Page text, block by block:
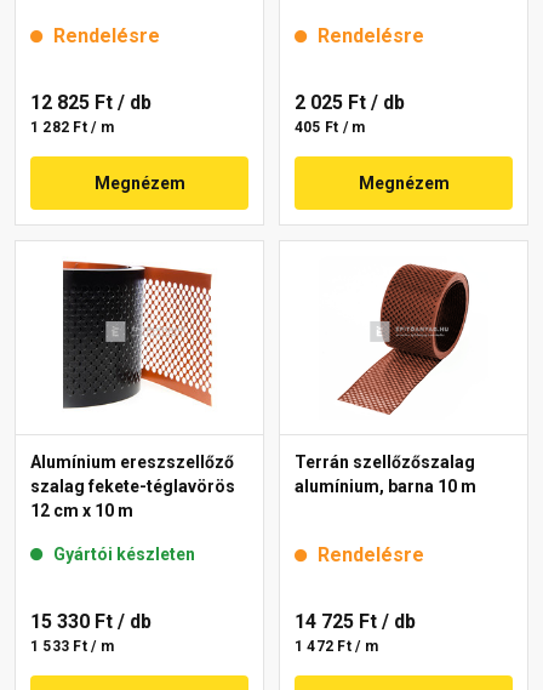
Rendelésre
12 825 Ft / db
1 282 Ft / m
Megnézem
Rendelésre
2 025 Ft / db
405 Ft / m
Megnézem
Alumínium ereszszellőző
szalag fekete-téglavörös
12 cm x 10 m
Gyártói készleten
15 330 Ft / db
1 533 Ft / m
Terrán szellőzőszalag
alumínium, barna 10 m
Rendelésre
14 725 Ft / db
1 472 Ft / m